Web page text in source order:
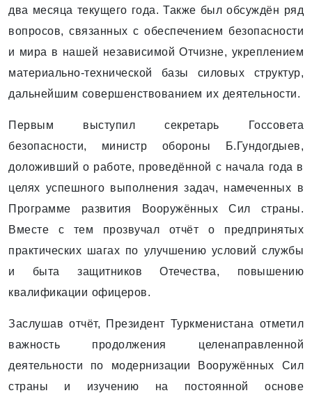
два месяца текущего года. Также был обсуждён ряд
вопросов, связанных с обеспечением безопасности
и мира в нашей ­независимой Отчизне, укреплением
материально-технической базы силовых структур,
дальнейшим совершенствованием их деятельности.
Первым выступил секретарь Госсовета
безопасности, министр обороны Б.Гундогдыев,
доложивший о работе, проведённой с начала года в
целях успешного выполнения задач, намеченных в
Программе развития Вооружённых Сил страны.
Вместе с тем прозвучал отчёт о предпринятых
практических шагах по улучшению условий службы
и быта защитников Отечества, повышению
квалификации офицеров.
Заслушав отчёт, Президент Туркменистана отметил
важность продолжения целенаправленной
деятельности по модернизации Вооружённых Сил
страны и изучению на постоянной основе